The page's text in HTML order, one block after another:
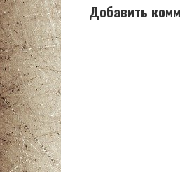
Добавить